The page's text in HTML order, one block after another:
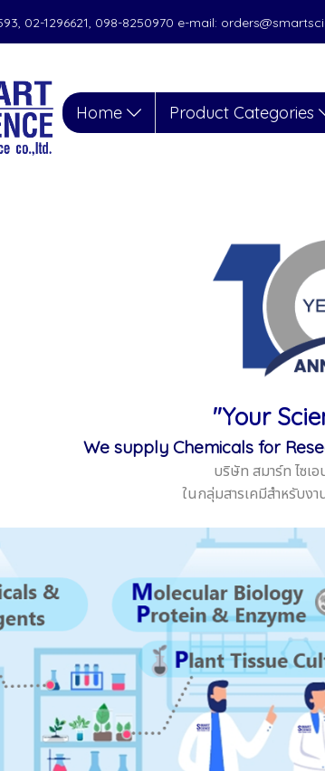
02-1296621, 098-8250970 e-mail:
Home Product Categories
"Your
We supply Chemicals for
บริษัท สมาร์ท ไซเ
ในกลุ่มสารเคมีสำหรับง